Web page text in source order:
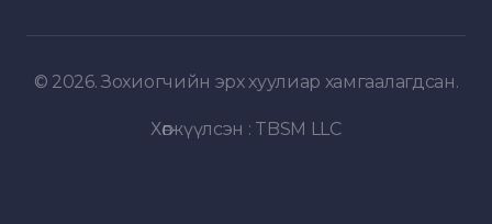
© 2026. Зохиогчийн эрх хуулиар хамгаалагдсан.
Хөгжүүлсэн : TBSM LLC